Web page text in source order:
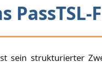
sein strukturierter